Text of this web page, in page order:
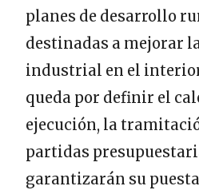
planes de desarrollo
destinadas a mejorar
industrial en el
queda por definir el
ejecución, la
partidas
garantizarán su